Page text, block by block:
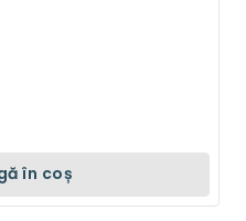
în coș